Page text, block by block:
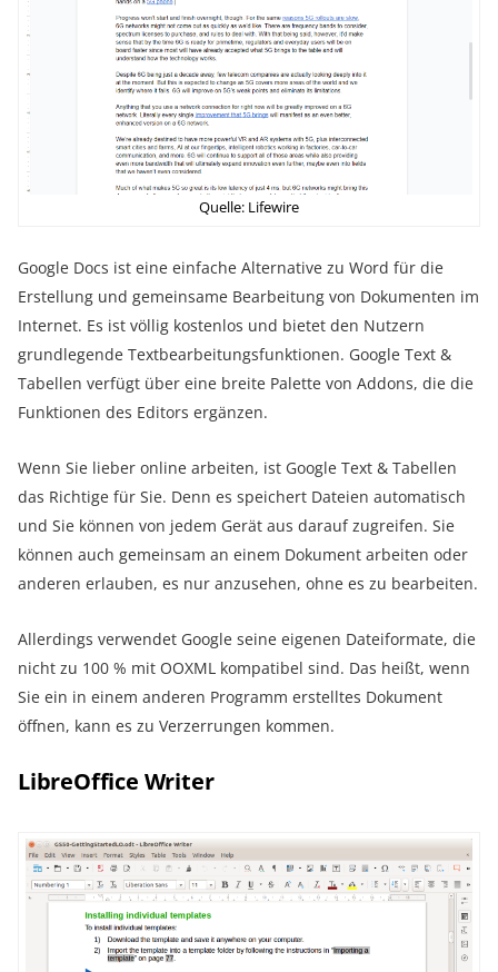
Quelle: Lifewire
Google Docs ist eine einfache Alternative zu Word für die
Erstellung und gemeinsame Bearbeitung von Dokumenten im
Internet. Es ist völlig kostenlos und bietet den Nutzern
grundlegende Textbearbeitungsfunktionen. Google Text &
Tabellen verfügt über eine breite Palette von Addons, die die
Funktionen des Editors ergänzen.
Wenn Sie lieber online arbeiten, ist Google Text & Tabellen
das Richtige für Sie. Denn es speichert Dateien automatisch
und Sie können von jedem Gerät aus darauf zugreifen. Sie
können auch gemeinsam an einem Dokument arbeiten oder
anderen erlauben, es nur anzusehen, ohne es zu bearbeiten.
Allerdings verwendet Google seine eigenen Dateiformate, die
nicht zu 100 % mit OOXML kompatibel sind. Das heißt, wenn
Sie ein in einem anderen Programm erstelltes Dokument
öffnen, kann es zu Verzerrungen kommen.
LibreOffice Writer